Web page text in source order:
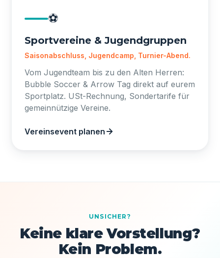
⚽
Sportvereine & Jugendgruppen
Saisonabschluss, Jugendcamp, Turnier-Abend.
Vom Jugendteam bis zu den Alten Herren:
Bubble Soccer & Arrow Tag direkt auf eurem
Sportplatz. USt-Rechnung, Sondertarife für
gemeinnützige Vereine.
Vereinsevent planen
UNSICHER?
Keine klare Vorstellung?
Kein Problem.